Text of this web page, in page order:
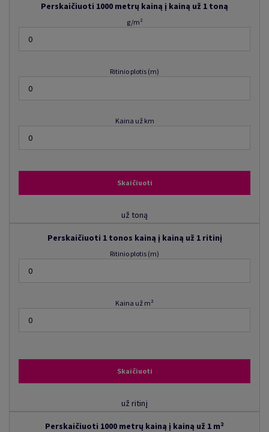
Perskaičiuoti 1000 metrų kainą į kainą už 1 toną
g/m²
Ritinio plotis (m)
Kaina už km
Skaičiuoti
už toną
Perskaičiuoti 1 tonos kainą į kainą už 1 ritinį
Ritinio plotis (m)
Kaina už m²
Skaičiuoti
už ritinį
Perskaičiuoti 1000 metrų kainą į kainą už 1 m²